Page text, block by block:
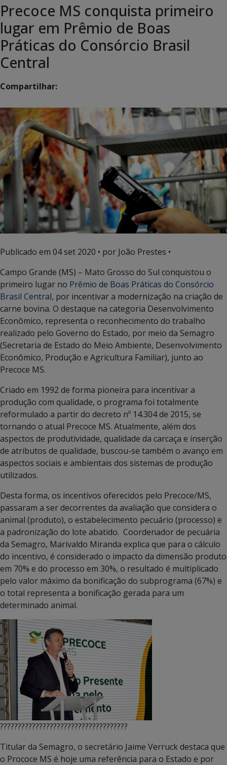
Precoce MS conquista primeiro
lugar em Prêmio de Boas
Práticas do Consórcio Brasil
Central
Compartilhar:
Publicado em 04 set 2020 • por João Prestes •
Campo Grande (MS) – Mato Grosso do Sul conquistou o
primeiro lugar no Prêmio de Boas Práticas do Consórcio
Brasil Central, por incentivar a modernização na criação de
carne bovina. O destaque na categoria Desenvolvimento
Econômico, representa o reconhecimento do trabalho
realizado pelo Governo do Estado, por meio da Semagro
(Secretaria de Estado do Meio Ambiente, Desenvolvimento
Econômico, Produção e Agricultura Familiar), junto ao
Precoce MS.
Criado em 1992 de forma pioneira para incentivar a
produção com qualidade, o programa foi totalmente
reformulado a partir do decreto nº 14.304 de 2015, se
tornando o atual Precoce MS. Atualmente, além dos
aspectos de produtividade, qualidade da carcaça e inserção
de atributos de qualidade, buscou-se também o avanço em
aspectos sociais e ambientais dos sistemas de produção
utilizados.
Desta forma, os incentivos oferecidos pelo Precoce/MS,
passaram a ser decorrentes da avaliação que considera o
animal (produto), o estabelecimento pecuário (processo) e
a padronização do lote abatido. Coordenador de pecuária
da Semagro, Marivaldo Miranda explica que para o cálculo
do incentivo, é considerado o impacto da dimensão produto
em 70% e do processo em 30%, o resultado é multiplicado
pelo valor máximo da bonificação do subprograma (67%) e
o total representa a bonificação gerada para um
determinado animal.
????????????????????????????????????
Titular da Semagro, o secretário Jaime Verruck destaca que
o Prococe MS é hoje uma referência para o Estado e por